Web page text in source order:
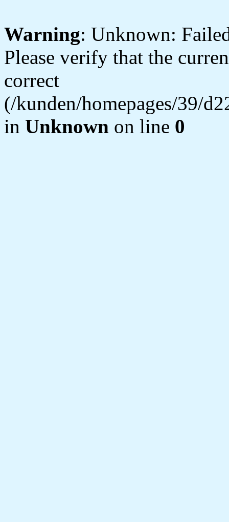
Warning: Unknown:
Please verify that the
correct
(/kunden/homepages/39/
in Unknown on line 0